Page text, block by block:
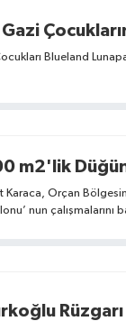
Blueland
Orçan Bölgesine
Karaca, Orçan
nun çalışmalarını
Rüzgarı